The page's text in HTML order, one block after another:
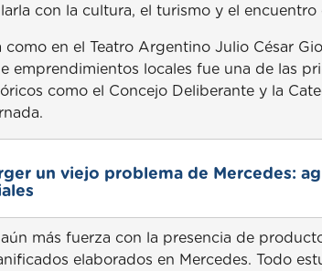
con la cultura, el turismo y el encuentro
como en el Teatro Argentino Julio César
emprendimientos locales fue una de las
como el Concejo Deliberante y la
un viejo problema de Mercedes:
más fuerza con la presencia de
elaborados en Mercedes. Todo